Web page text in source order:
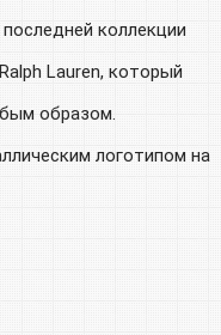
коллекции
Lauren, который
образом.
логотипом на